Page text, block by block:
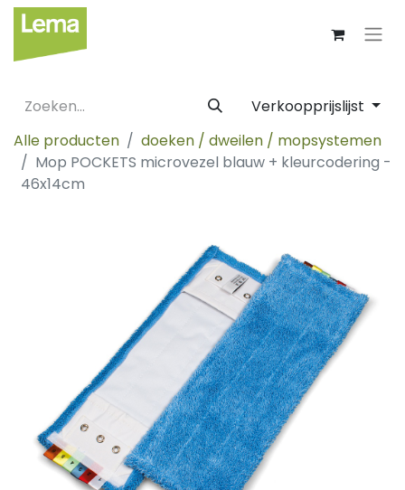
Verkoopprijslijst
Alle producten
doeken / dweilen / mopsystemen
Mop POCKETS microvezel blauw + kleurcodering -
46x14cm